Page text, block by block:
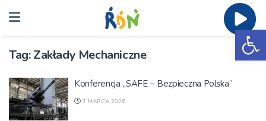
Tag:Zakłady Mechaniczne
Konferencja „SAFE – Bezpieczna Polska”
3 MARCA 2026